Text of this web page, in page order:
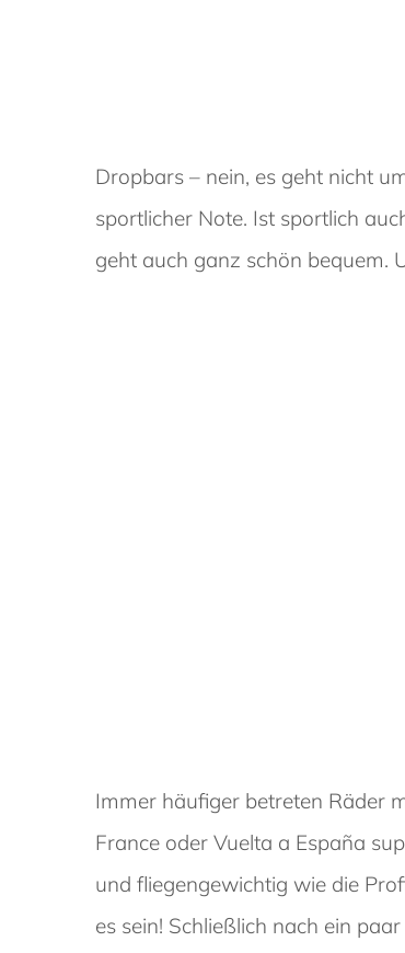
Dropbars – nein, es geht nicht
sportlicher Note. Ist sportlich
geht auch ganz schön bequem.
Immer häufiger betreten Räder
France oder Vuelta a España
und fliegengewichtig wie die
es sein! Schließlich nach ein